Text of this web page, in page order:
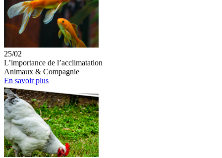
25/02
L’importance de l’acclimatation
Animaux & Compagnie
En savoir plus